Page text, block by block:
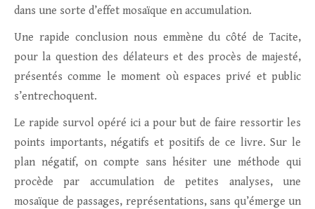
dans une sorte d’effet mosaïque en accumulation.
Une rapide conclusion nous emmène du côté de Tacite,
pour la question des délateurs et des procès de majesté,
présentés comme le moment où espaces privé et public
s’entrechoquent.
Le rapide survol opéré ici a pour but de faire ressortir les
points importants, négatifs et positifs de ce livre. Sur le
plan négatif, on compte sans hésiter une méthode qui
procède par accumulation de petites analyses, une
mosaïque de passages, représentations, sans qu’émerge un